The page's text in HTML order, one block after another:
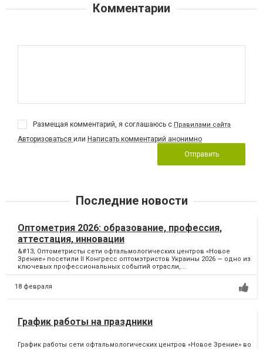
Комментарии
Размещая комментарий, я соглашаюсь с Правилами сайта
Авторизоваться или Написать комментарий анонимно
Отправить
Последние новости
Оптометрия 2026: образование, профессия,
аттестация, инновации
&#13; Оптометристы сети офтальмологических центров «Новое
Зрение» посетили II Конгресс оптомэтристов Украины 2026 — одно из
ключевых профессиональных событий отрасли,...
18 февраля
График работы на праздники
График работы сети офтальмологических центров «Новое Зрение» во